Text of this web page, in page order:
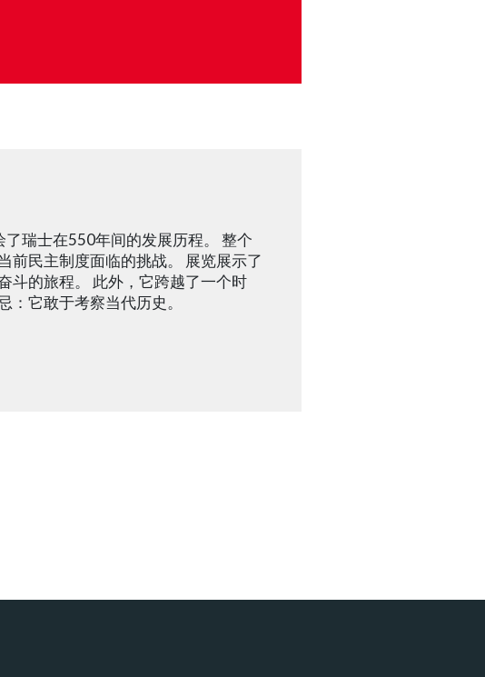
瑞士在550年间的发展历程。 整个
前民主制度面临的挑战。 展览展示了
斗的旅程。 此外，它跨越了一个时
：它敢于考察当代历史。